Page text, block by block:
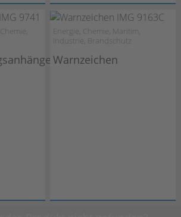
Energie, Chemie, Maritim,
Industrie, Brandschutz
Warnzeichen